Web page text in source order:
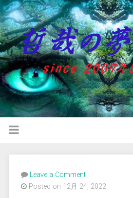
Leave a Comment
Posted on 12月 24, 2022